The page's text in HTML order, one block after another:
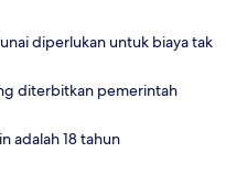
diperlukan untuk biaya tak
diterbitkan pemerintah
adalah 18 tahun